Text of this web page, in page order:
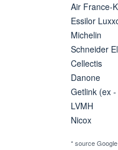
Air France-
Essilor
Michelin
Schneider
Cellectis
Danone
Getlink (ex
LVMH
Nicox
* source Google